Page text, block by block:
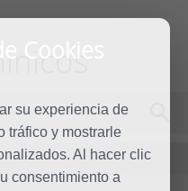
Cookies
su experiencia de
tráfico y mostrarle
Al hacer clic
consentimiento a